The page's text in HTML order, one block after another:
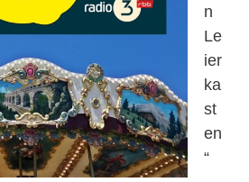
n
Le
ier
ka
st
en
“